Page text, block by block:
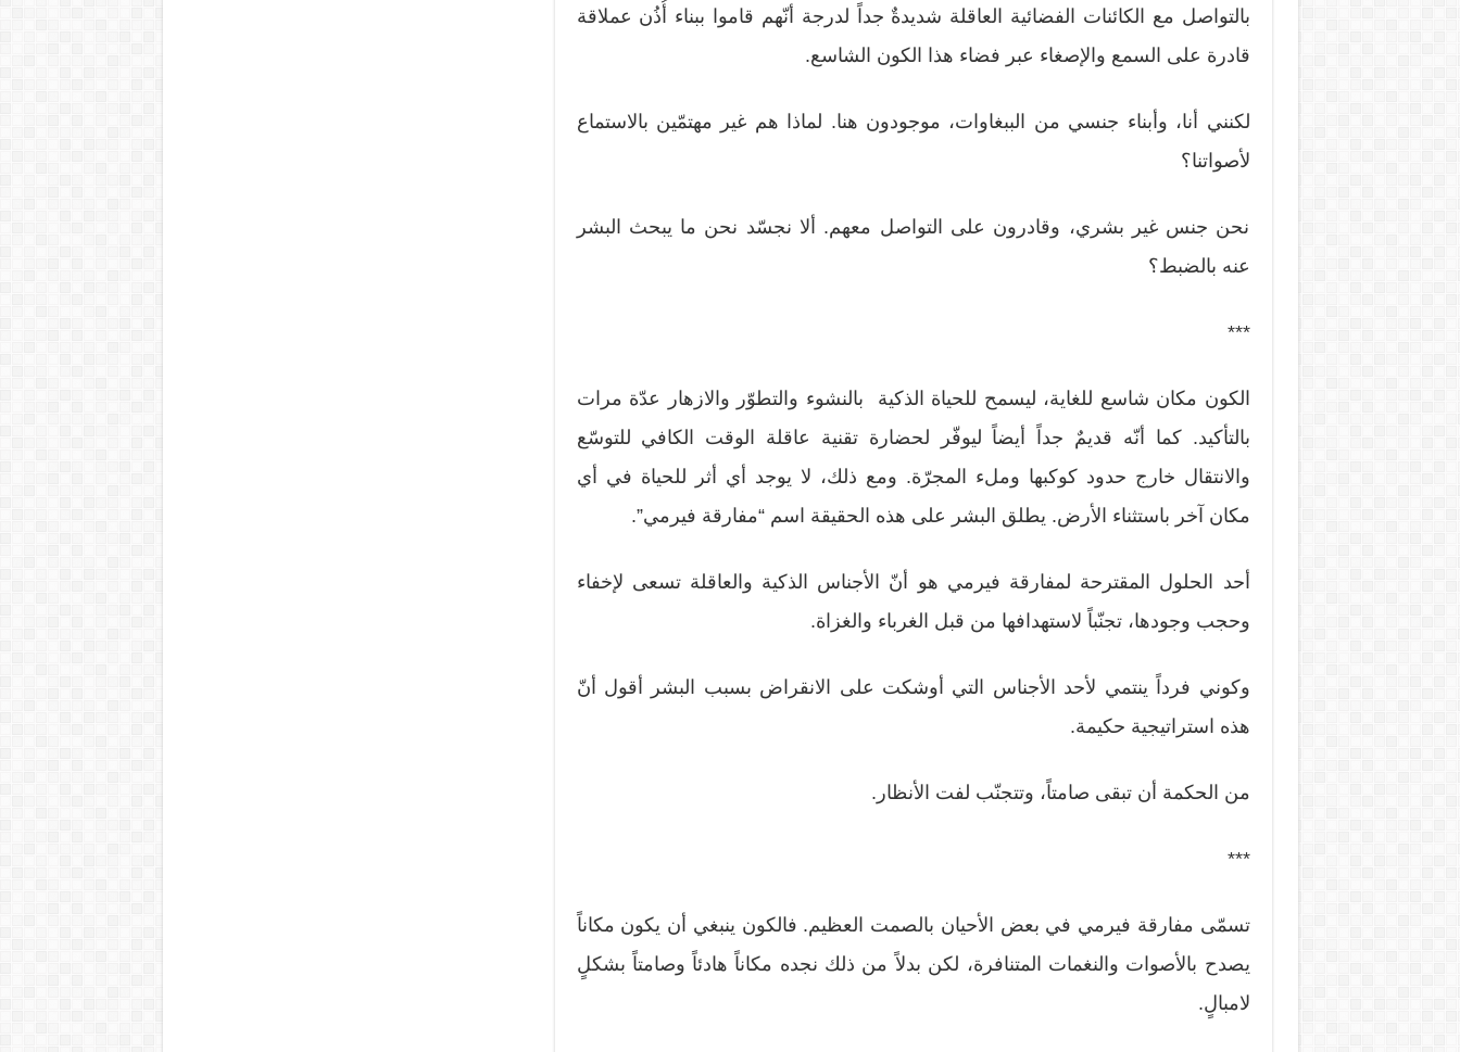
بالتواصل مع الكائنات الفضائية العاقلة شديدةٌ جداً لدرجة أنّهم قاموا ببناء أُذُن عملاقة
قادرة على السمع والإصغاء عبر فضاء هذا الكون الشاسع.
لكنني أنا، وأبناء جنسي من الببغاوات، موجودون هنا. لماذا هم غير مهتمّين بالاستماع
لأصواتنا؟
نحن جنس غير بشري، وقادرون على التواصل معهم. ألا نجسّد نحن ما يبحث البشر
عنه بالضبط؟
***
الكون مكان شاسع للغاية، ليسمح للحياة الذكية بالنشوء والتطوّر والازهار عدّة مرات
بالتأكيد. كما أنّه قديمٌ جداً أيضاً ليوفّر لحضارة تقنية عاقلة الوقت الكافي للتوسّع
والانتقال خارج حدود كوكبها وملء المجرّة. ومع ذلك، لا يوجد أي أثر للحياة في أي
مكان آخر باستثناء الأرض. يطلق البشر على هذه الحقيقة اسم “مفارقة فيرمي”.
أحد الحلول المقترحة لمفارقة فيرمي هو أنّ الأجناس الذكية والعاقلة تسعى لإخفاء
وحجب وجودها، تجنّباً لاستهدافها من قبل الغرباء والغزاة.
وكوني فرداً ينتمي لأحد الأجناس التي أوشكت على الانقراض بسبب البشر أقول أنّ
هذه استراتيجية حكيمة.
من الحكمة أن تبقى صامتاً، وتتجنّب لفت الأنظار.
***
تسمّى مفارقة فيرمي في بعض الأحيان بالصمت العظيم. فالكون ينبغي أن يكون مكاناً
يصدح بالأصوات والنغمات المتنافرة، لكن بدلاً من ذلك نجده مكاناً هادئاً وصامتاً بشكلٍ
لامبالٍ.